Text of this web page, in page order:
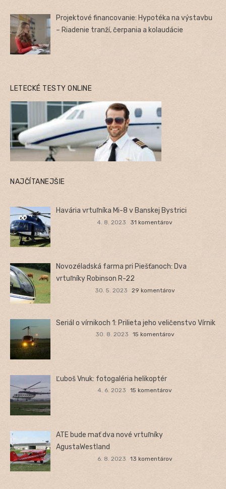
Projektové financovanie: Hypotéka na výstavbu
– Riadenie tranží, čerpania a kolaudácie
LETECKÉ TESTY ONLINE
NAJČÍTANEJŠIE
Havária vrtuľníka Mi-8 v Banskej Bystrici
4. 8. 2023 31 komentárov
Novozéladská farma pri Piešťanoch: Dva
vrtuľníky Robinson R-22
30. 5. 2023 29 komentárov
Seriál o vírnikoch 1: Prilieta jeho veličenstvo Vírnik
30. 8. 2023 15 komentárov
Ľuboš Vnuk: fotogaléria helikoptér
4. 6. 2023 15 komentárov
ATE bude mať dva nové vrtuľníky
AgustaWestland
6. 8. 2023 13 komentárov